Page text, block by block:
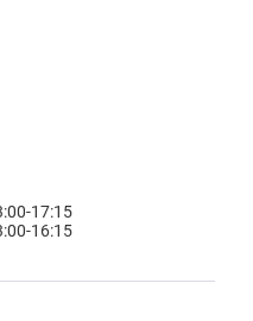
17:15
16:15